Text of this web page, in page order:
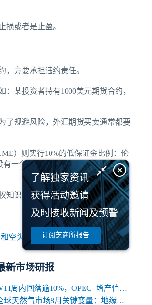
损或者是止盈。
方要承担违约责任。
某投资者持有1000美元期货合约，
了规避风险，外汇期货买卖通常都要
）则实行10%的低保证金比例：伦
一个电子交易平台，它只接受国际
知识内容，请关注芝商所(CME
空头分别交易的什么
新市场研报
WTI周内回落逾10%，OPEC+增产信号背后的多空暗涌
全球天然气市场8月关键变量：地缘、天气与库存
了解独家资讯
获得活动邀请
及时接收新闻及预警
订阅芝商所报告